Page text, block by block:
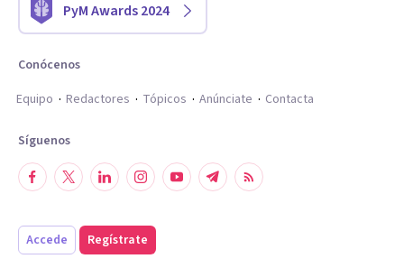
PyM Awards 2024
Conócenos
Equipo
Redactores Tópicos Anúnciate Contacta
Síguenos
Accede Regístrate